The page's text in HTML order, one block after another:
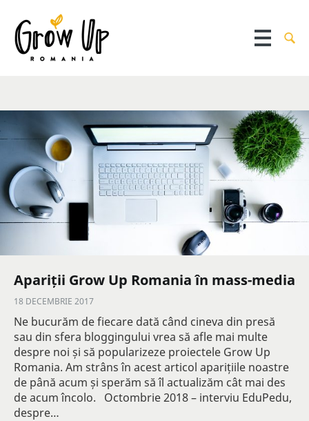
Apariții Grow Up Romania în mass-media
18 DECEMBRIE 2017
Ne bucurăm de fiecare dată când cineva din presă
sau din sfera bloggingului vrea să afle mai multe
despre noi și să popularizeze proiectele Grow Up
Romania. Am strâns în acest articol aparițiile noastre
de până acum și sperăm să îl actualizăm cât mai des
de acum încolo. Octombrie 2018 – interviu EduPedu,
despre…